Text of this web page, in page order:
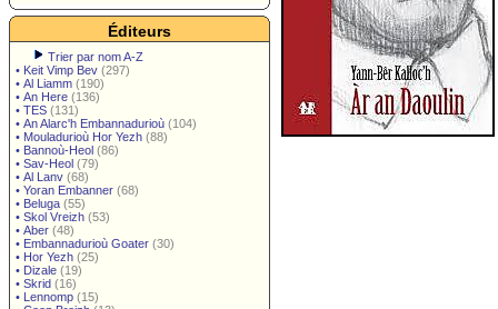
Éditeurs
Trier par nom A-Z
• Keit Vimp Bev (297)
• Al Liamm (190)
• An Here (136)
• TES (131)
• An Alarc'h Embannadurioù (104)
• Mouladurioù Hor Yezh (88)
• Bannoù-Heol (86)
• Sav-Heol (79)
• Al Lanv (68)
• Yoran Embanner (68)
• Beluga (55)
• Skol Vreizh (53)
• Aber (48)
• Embannadurioù Goater (30)
• Hor Yezh (25)
• Dizale (19)
• Skrid (16)
• Lennomp (15)